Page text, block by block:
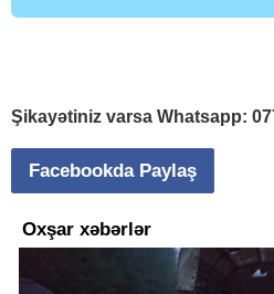
Şikayətiniz varsa Whatsapp:
Facebookda Paylaş
Oxşar xəbərlər